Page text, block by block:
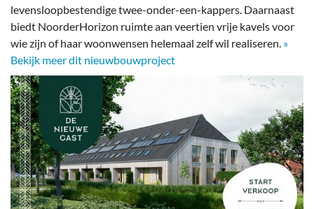
levensloopbestendige twee-onder-een-kappers. Daarnaast
biedt NoorderHorizon ruimte aan veertien vrije kavels voor
wie zijn of haar woonwensen helemaal zelf wil realiseren. »
Bekijk meer dit nieuwbouwproject